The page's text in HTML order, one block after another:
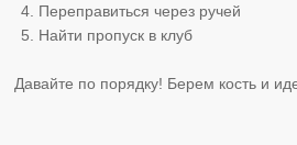
Переправиться через ручей
Найти пропуск в клуб
Давайте по порядку! Берем кость и